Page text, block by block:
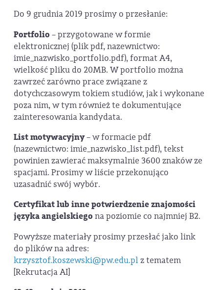
Do 9 grudnia 2019 prosimy o przesłanie:
Portfolio – przygotowane w formie
elektronicznej (plik pdf, nazewnictwo:
imie_nazwisko_portfolio.pdf), format A4,
wielkość pliku do 20MB. W portfolio można
zawrzeć zarówno prace związane z
dotychczasowym tokiem studiów, jak i wykonane
poza nim, w tym również te dokumentujące
zainteresowania kandydata.
List motywacyjny– w formacie pdf
(nazewnictwo: imie_nazwisko_list.pdf), tekst
powinien zawierać maksymalnie 3600 znaków ze
spacjami. Prosimy w liście przekonująco
uzasadnić swój wybór.
Certyfikat lub inne potwierdzenie znajomości
języka angielskiego na poziomie co najmniej B2.
Powyższe materiały prosimy przesłać jako link
do plików na adres:
krzysztof.koszewski@pw.edu.pl z tematem
[Rekrutacja AI]